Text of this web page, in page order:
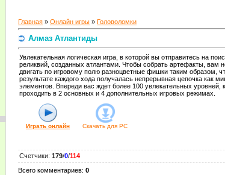
Главная » Онлайн игры » Головоломки
Алмаз Атлантиды
Увлекательная логическая игра, в которой вы отправитесь на
реликвий, созданных атлантами. Чтобы собрать артефакты, вам
двигать по игровому полю разноцветные фишки таким образом,
результате каждого хода получалась непрерывная цепочка как
элементов. Впереди вас ждет более 100 увлекательных уровней,
проходить в 2 основных и 4 дополнительных игровых режимах.
Играть онлайн Скачать для PC
Счетчики: 179/0/114
Всего комментариев: 0